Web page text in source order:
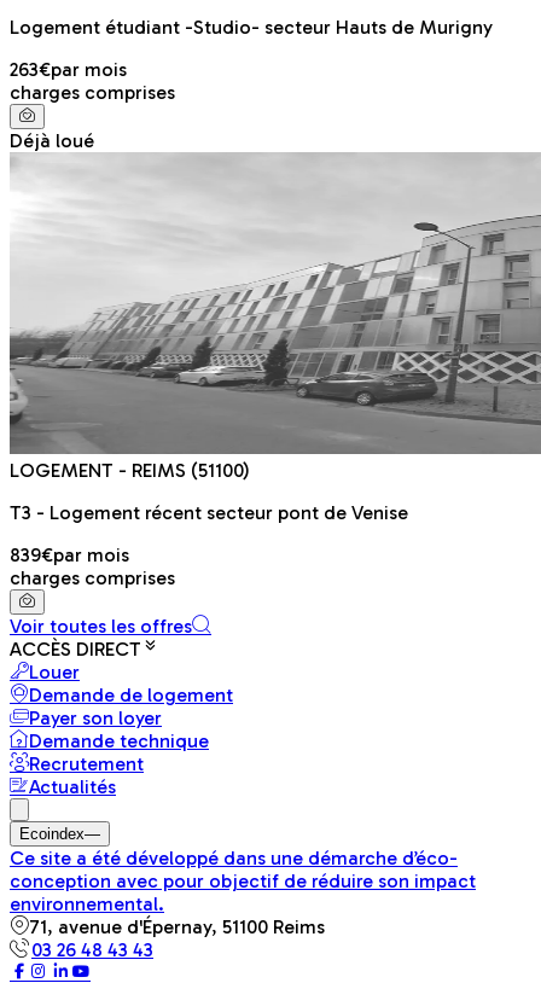
Logement étudiant -Studio- secteur Hauts de Murigny
263€par mois
charges comprises
Déjà loué
LOGEMENT - REIMS (51100)
T3 - Logement récent secteur pont de Venise
839€par mois
charges comprises
Voir toutes les offres
ACCÈS DIRECT
Louer
Demande de logement
Payer son loyer
Demande technique
Recrutement
Actualités
Ecoindex—
Ce site a été développé dans une démarche d’éco-
conception avec pour objectif de réduire son impact
environnemental.
71, avenue d'Épernay, 51100 Reims
03 26 48 43 43